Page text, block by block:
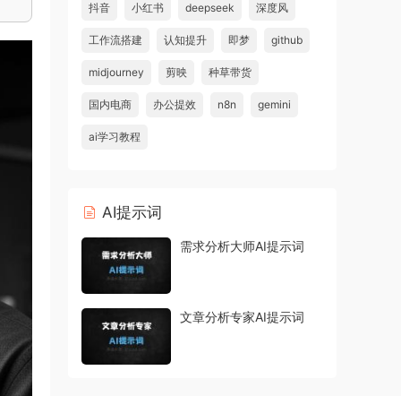
抖音 小红书 deepseek 深度风
工作流搭建 认知提升 即梦 github
midjourney 剪映 种草带货
国内电商 办公提效 n8n gemini
ai学习教程
AI提示词
需求分析大师AI提示词
文章分析专家AI提示词